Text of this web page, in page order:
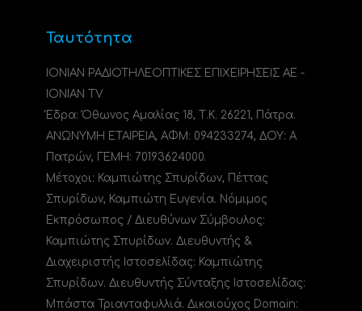
Ταυτότητα
ΙΟΝΙΑΝ ΡΑΔΙΟΤΗΛΕΟΠΤΙΚΕΣ ΕΠΙΧΕΙΡΗΣΕΙΣ ΑΕ -
IONIAN TV
Έδρα: Όθωνος Αμαλίας 18, Τ.Κ. 26221, Πάτρα.
ΑΝΩΝΥΜΗ ΕΤΑΙΡΕΙΑ, ΑΦΜ: 094233274, ΔΟΥ: A
Πατρών, ΓΕΜΗ: 70193624000.
Μέτοχοι: Καμπιώτης Σπυρίδων, Πέττας
Σπυρίδων, Καμπιώτη Ευγενία. Νόμιμος
Εκπρόσωπος / Διευθύνων Σύμβουλος:
Καμπιώτης Σπυρίδων. Διευθυντής &
Διαχειριστής Ιστοσελίδας: Καμπιώτης
Σπυρίδων. Διευθυντής Σύνταξης Ιστοσελίδας:
Μπάστα Τριανταφυλλιά. Δικαιούχος Domain: